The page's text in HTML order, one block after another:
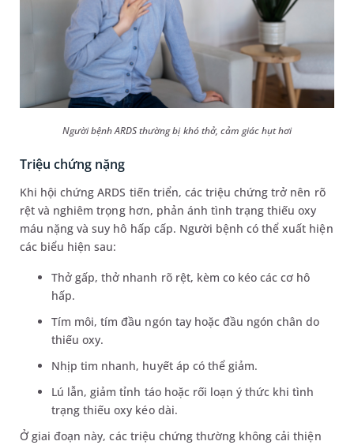
Người bệnh ARDS thường bị khó thở, cảm giác hụt hơi
Triệu chứng nặng
Khi hội chứng ARDS tiến triển, các triệu chứng trở nên rõ
rệt và nghiêm trọng hơn, phản ánh tình trạng thiếu oxy
máu nặng và suy hô hấp cấp. Người bệnh có thể xuất hiện
các biểu hiện sau:
Thở gấp, thở nhanh rõ rệt, kèm co kéo các cơ hô
hấp.
Tím môi, tím đầu ngón tay hoặc đầu ngón chân do
thiếu oxy.
Nhịp tim nhanh, huyết áp có thể giảm.
Lú lẫn, giảm tỉnh táo hoặc rối loạn ý thức khi tình
trạng thiếu oxy kéo dài.
Ở giai đoạn này, các triệu chứng thường không cải thiện